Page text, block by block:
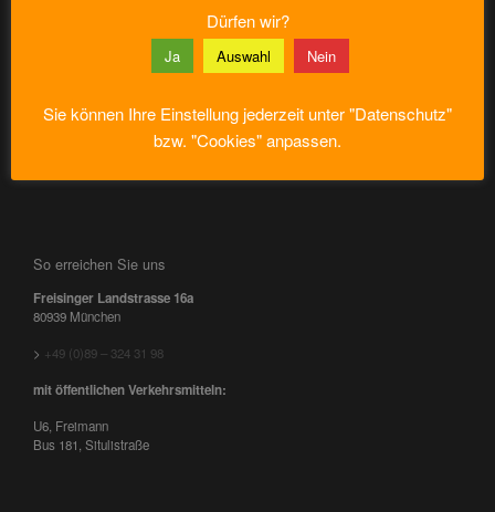
So erreichen Sie uns
Freisinger Landstrasse 16a
80939 München
> +49 (0)89 – 324 31 98
mit öffentlichen Verkehrsmitteln:
U6, Freimann
Bus 181, Situlistraße
Dürfen wir?
Ja Auswahl Nein
Sie können Ihre Einstellung jederzeit unter "Datenschutz"
bzw. "Cookies" anpassen.